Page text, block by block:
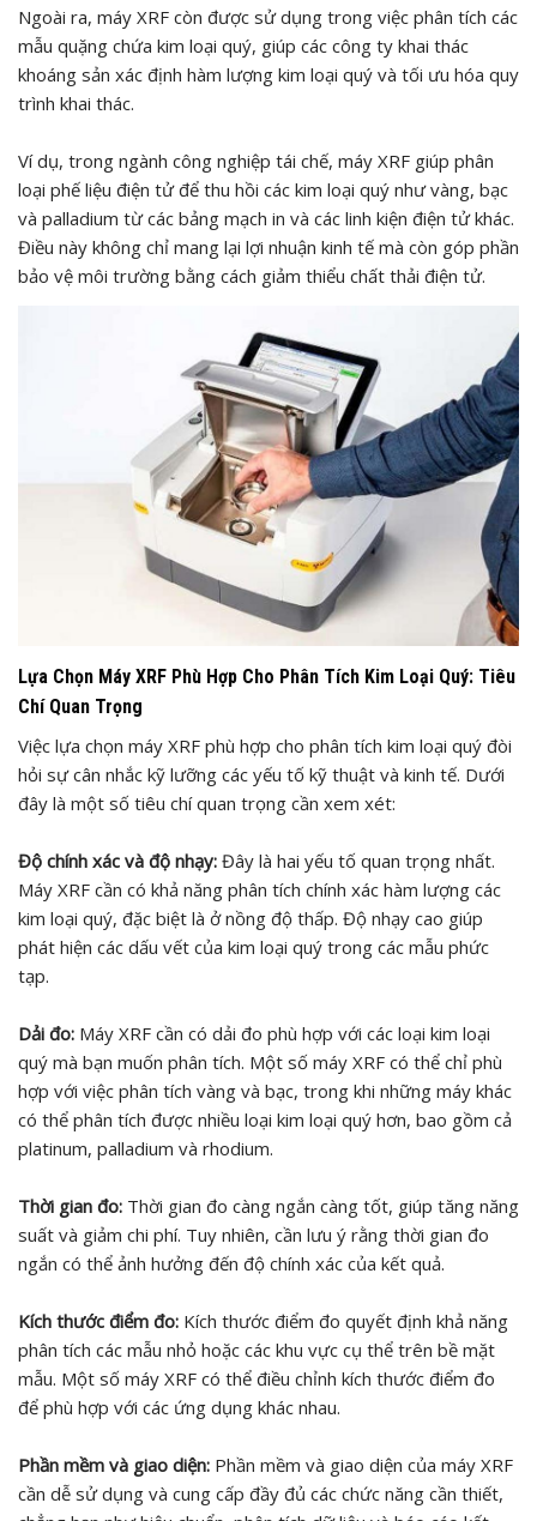
Ngoài ra, máy XRF còn được sử dụng trong việc phân tích các
mẫu quặng chứa kim loại quý, giúp các công ty khai thác
khoáng sản xác định hàm lượng kim loại quý và tối ưu hóa quy
trình khai thác.
Ví dụ, trong ngành công nghiệp tái chế, máy XRF giúp phân
loại phế liệu điện tử để thu hồi các kim loại quý như vàng, bạc
và palladium từ các bảng mạch in và các linh kiện điện tử khác.
Điều này không chỉ mang lại lợi nhuận kinh tế mà còn góp phần
bảo vệ môi trường bằng cách giảm thiểu chất thải điện tử.
Lựa Chọn Máy XRF Phù Hợp Cho Phân Tích Kim Loại Quý: Tiêu
Chí Quan Trọng
Việc lựa chọn máy XRF phù hợp cho phân tích kim loại quý đòi
hỏi sự cân nhắc kỹ lưỡng các yếu tố kỹ thuật và kinh tế. Dưới
đây là một số tiêu chí quan trọng cần xem xét:
Độ chính xác và độ nhạy: Đây là hai yếu tố quan trọng nhất.
Máy XRF cần có khả năng phân tích chính xác hàm lượng các
kim loại quý, đặc biệt là ở nồng độ thấp. Độ nhạy cao giúp
phát hiện các dấu vết của kim loại quý trong các mẫu phức
tạp.
Dải đo: Máy XRF cần có dải đo phù hợp với các loại kim loại
quý mà bạn muốn phân tích. Một số máy XRF có thể chỉ phù
hợp với việc phân tích vàng và bạc, trong khi những máy khác
có thể phân tích được nhiều loại kim loại quý hơn, bao gồm cả
platinum, palladium và rhodium.
Thời gian đo: Thời gian đo càng ngắn càng tốt, giúp tăng năng
suất và giảm chi phí. Tuy nhiên, cần lưu ý rằng thời gian đo
ngắn có thể ảnh hưởng đến độ chính xác của kết quả.
Kích thước điểm đo: Kích thước điểm đo quyết định khả năng
phân tích các mẫu nhỏ hoặc các khu vực cụ thể trên bề mặt
mẫu. Một số máy XRF có thể điều chỉnh kích thước điểm đo
để phù hợp với các ứng dụng khác nhau.
Phần mềm và giao diện: Phần mềm và giao diện của máy XRF
cần dễ sử dụng và cung cấp đầy đủ các chức năng cần thiết,